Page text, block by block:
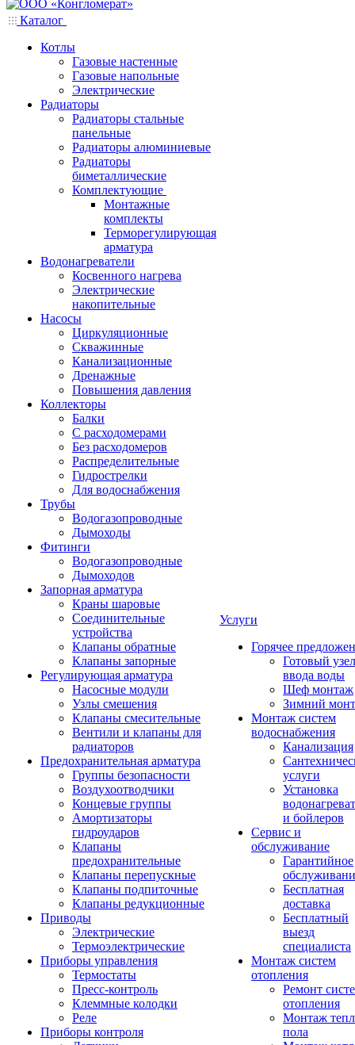
Каталог
Котлы
Газовые настенные
Газовые напольные
Электрические
Радиаторы
Радиаторы стальные
панельные
Радиаторы алюминиевые
Радиаторы
биметаллические
Комплектующие
Монтажные
комплекты
Терморегулирующая
арматура
Водонагреватели
Косвенного нагрева
Электрические
накопительные
Насосы
Циркуляционные
Скважинные
Канализационные
Дренажные
Повышения давления
Коллекторы
Балки
С расходомерами
Без расходомеров
Распределительные
Гидрострелки
Для водоснабжения
Трубы
Водогазопроводные
Дымоходы
Фитинги
Водогазопроводные
Дымоходов
Запорная арматура
Краны шаровые
Соединительные
устройства
Клапаны обратные
Клапаны запорные
Регулирующая арматура
Насосные модули
Узлы смешения
Клапаны смесительные
Вентили и клапаны для
радиаторов
Предохранительная арматура
Группы безопасности
Воздухоотводчики
Концевые группы
Амортизаторы
гидроударов
Клапаны
предохранительные
Клапаны перепускные
Клапаны подпиточные
Клапаны редукционные
Приводы
Электрические
Термоэлектрические
Приборы управления
Термостаты
Пресс-контроль
Клеммные колодки
Реле
Приборы контроля
Услуги
Горячее
Готовый узел
ввода воды
Шеф монтаж
Зимний
Монтаж систем
водоснабжения
Канализация
услуги
Установка
и бойлеров
Сервис и
обслуживание
Гарантийное
Бесплатная
доставка
Бесплатный
выезд
специалиста
Монтаж систем
отопления
Ремонт
отопления
Монтаж
пола